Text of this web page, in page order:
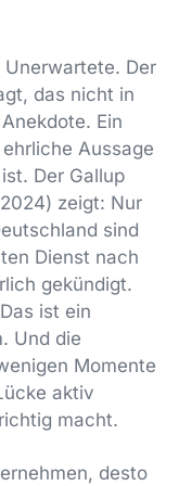
Der
das nicht in
Ein
Aussage
Der Gallup
zeigt: Nur
sind
Dienst nach
gekündigt.
ist ein
Und die
Momente
aktiv
macht.
desto